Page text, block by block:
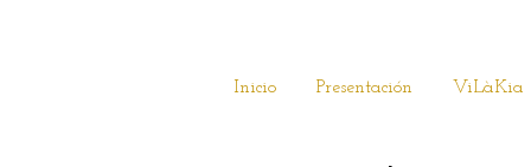
Inicio Presentación ViLàKia